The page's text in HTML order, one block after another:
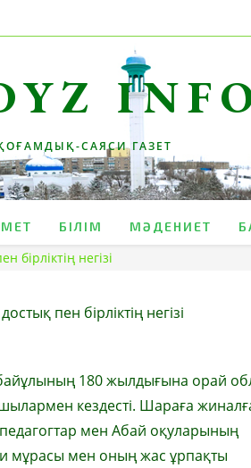
САЯСИ ГАЗЕТ
БІЛІМ МӘДЕНИЕТ
негізі
пен бірліктің негізі
180 жылдығына орай
кездесті. Шараға
мен Абай оқуларының
мұрасы мен оның жас ұрпақты